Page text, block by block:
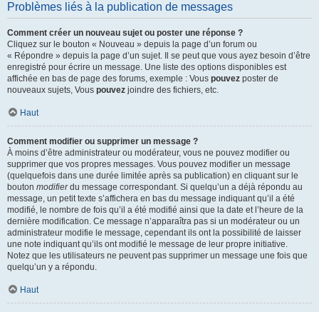
Problèmes liés à la publication de messages
Comment créer un nouveau sujet ou poster une réponse ?
Cliquez sur le bouton « Nouveau » depuis la page d’un forum ou
« Répondre » depuis la page d’un sujet. Il se peut que vous ayez besoin d’être
enregistré pour écrire un message. Une liste des options disponibles est
affichée en bas de page des forums, exemple : Vous pouvez poster de
nouveaux sujets, Vous pouvez joindre des fichiers, etc.
Haut
Comment modifier ou supprimer un message ?
À moins d’être administrateur ou modérateur, vous ne pouvez modifier ou
supprimer que vos propres messages. Vous pouvez modifier un message
(quelquefois dans une durée limitée après sa publication) en cliquant sur le
bouton modifierdu message correspondant. Si quelqu’un a déjà répondu au
message, un petit texte s’affichera en bas du message indiquant qu’il a été
modifié, le nombre de fois qu’il a été modifié ainsi que la date et l’heure de la
dernière modification. Ce message n’apparaîtra pas si un modérateur ou un
administrateur modifie le message, cependant ils ont la possibilité de laisser
une note indiquant qu’ils ont modifié le message de leur propre initiative.
Notez que les utilisateurs ne peuvent pas supprimer un message une fois que
quelqu’un y a répondu.
Haut